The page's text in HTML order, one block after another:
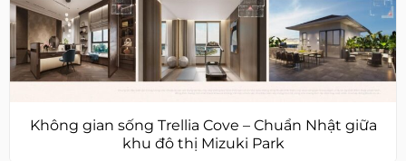
Không gian sống Trellia Cove – Chuẩn Nhật giữa
khu đô thị Mizuki Park